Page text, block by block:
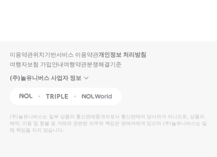
입니
다.
높
은
순
동
영
상
순
상
이용약관위치기반서비스 이용약관개인정보 처리방침
여행자보험 가입안내여행약관분쟁해결기준
(주)놀유니버스 사업자 정보
NOL Triple Interpark Global
(주)놀유니버스는 일부 상품의 통신판매중개자로서 통신판매의 당사자가 아니므로, 상품의
예약, 이용 및 환불 등 거래와 관련된 의무와 책임은 판매자에게 있으며 (주)놀유니버스는 일
체 책임을 지지 않습니다.